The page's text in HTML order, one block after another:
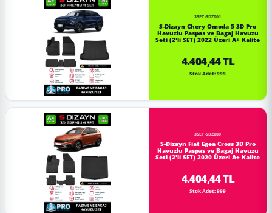
3SET-SDZ001
S-Dizayn Chery Omoda 5 3D Pro
Havuzlu Paspas ve Bagaj Havuzu
Seti (2'li SET) 2022 Üzeri A+ Kalite
4.404,44 TL
Stok Adet: 999
3SET-SDZ089
S-Dizayn Fiat Egea Cross 3D Pro
Havuzlu Paspas ve Bagaj Havuzu
Seti (2'li SET) 2020 Üzeri A+ Kalite
4.404,44 TL
Stok Adet: 999